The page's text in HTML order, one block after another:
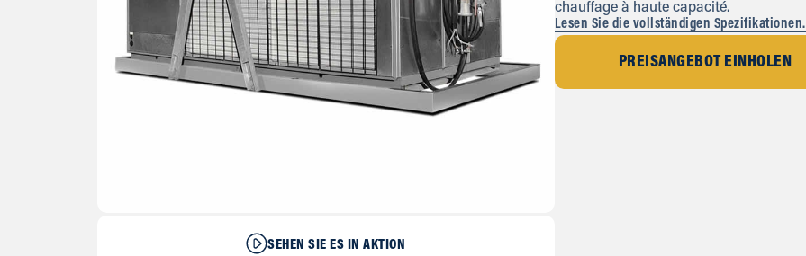
SEHEN SIE ES IN AKTION
chauffage à haute capacité.
Lesen Sie die vollständigen Spezifikationen.
PREISANGEBOT EINHOLEN